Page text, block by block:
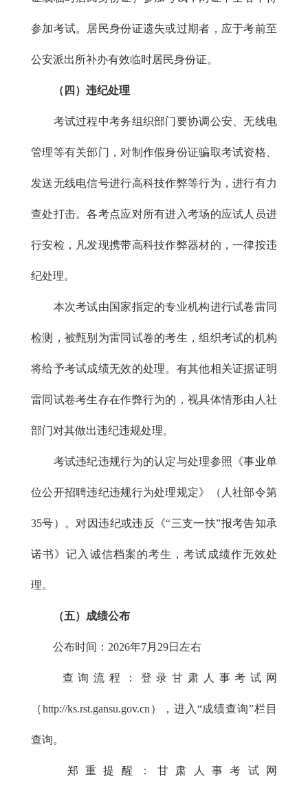
参加考试。居民身份证遗失或过期者，应于考前至
公安派出所补办有效临时居民身份证。
（四）违纪处理
考试过程中考务组织部门要协调公安、无线电
管理等有关部门，对制作假身份证骗取考试资格、
发送无线电信号进行高科技作弊等行为，进行有力
查处打击。各考点应对所有进入考场的应试人员进
行安检，凡发现携带高科技作弊器材的，一律按违
纪处理。
本次考试由国家指定的专业机构进行试卷雷同
检测，被甄别为雷同试卷的考生，组织考试的机构
将给予考试成绩无效的处理。有其他相关证据证明
雷同试卷考生存在作弊行为的，视具体情形由人社
部门对其做出违纪违规处理。
考试违纪违规行为的认定与处理参照《事业单
位公开招聘违纪违规行为处理规定》（人社部令第
35号）。对因违纪或违反《“三支一扶”报考告知承
诺书》记入诚信档案的考生，考试成绩作无效处
理。
（五）成绩公布
公布时间：2026年7月29日左右
查询流程：登录甘肃人事考试网
（http://ks.rst.gansu.gov.cn），进入“成绩查询”栏目
查询。
郑重提醒：甘肃人事考试网